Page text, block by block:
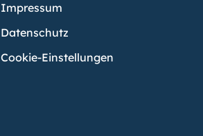
Impressum
Datenschutz
Cookie-Einstellungen